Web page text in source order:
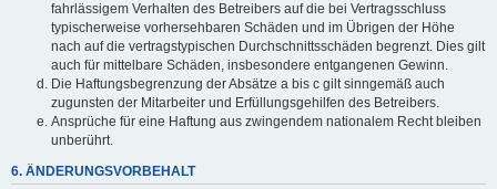
fahrlässigem Verhalten des Betreibers auf die bei Vertragsschluss
typischerweise vorhersehbaren Schäden und im Übrigen der Höhe
nach auf die vertragstypischen Durchschnittsschäden begrenzt. Dies gilt
auch für mittelbare Schäden, insbesondere entgangenen Gewinn.
Die Haftungsbegrenzung der Absätze a bis c gilt sinngemäß auch
zugunsten der Mitarbeiter und Erfüllungsgehilfen des Betreibers.
Ansprüche für eine Haftung aus zwingendem nationalem Recht bleiben
unberührt.
6. ÄNDERUNGSVORBEHALT